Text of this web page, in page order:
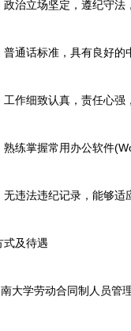
立场坚定，遵纪守法
话标准，具有良好的
细致认真，责任心强
掌握常用办公软件
法违纪记录，能够适
及待遇
学劳动合同制人员管